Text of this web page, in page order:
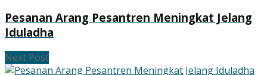
Pesanan Arang Pesantren Meningkat Jelang
Iduladha
Next Post